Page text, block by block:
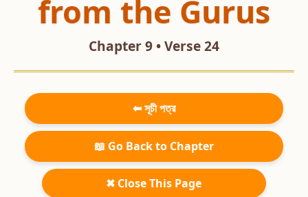
from the Gurus
Chapter 9 • Verse 24
⬅ সূচী পত্র
📖 Go Back to Chapter
✖ Close This Page